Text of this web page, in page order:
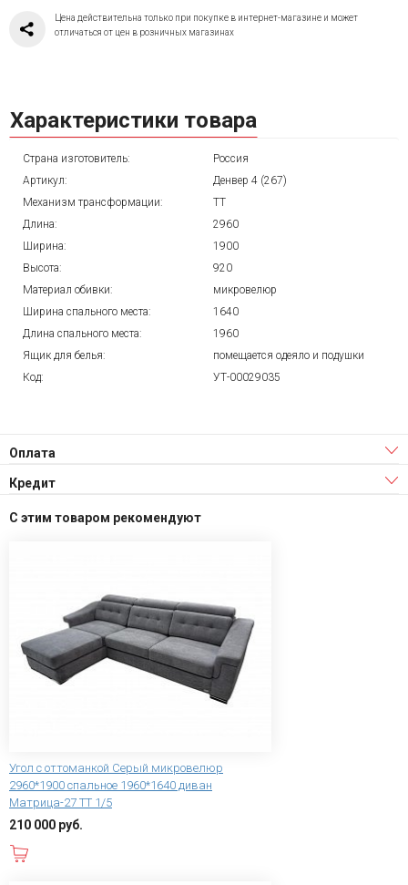
Цена действительна только при покупке в интернет-магазине и может
отличаться от цен в розничных магазинах
Характеристики товара
Страна изготовитель:
Россия
Артикул:
Денвер 4 (267)
Механизм трансформации:
ТТ
Длина:
2960
Ширина:
1900
Высота:
920
Материал обивки:
микровелюр
Ширина спального места:
1640
Длина спального места:
1960
Ящик для белья:
помещается одеяло и подушки
Код:
УТ-00029035
Оплата
Кредит
С этим товаром рекомендуют
Угол с оттоманкой Серый микровелюр
2960*1900 спальное 1960*1640 диван
Матрица-27 ТТ 1/5
210 000 руб.